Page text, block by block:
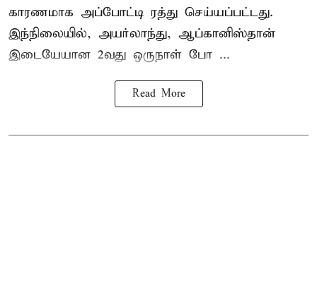
காரணமாக அப்போட்டி ரத்து செய்யப்பட்டது.
இந்நிலையில், அயர்லாந்து, ஆப்கானிஸ்தான்
இடையேயான 2வது ஒருநாள் போ ...
Read More